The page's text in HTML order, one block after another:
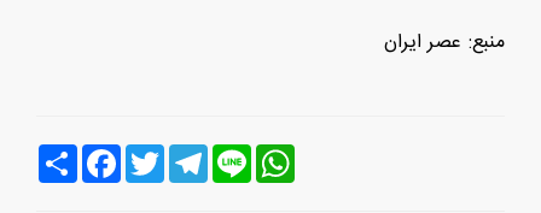
منبع: عصر ایران
اشتراک
FacebookTwitter
Telegram Line
WhatsApp